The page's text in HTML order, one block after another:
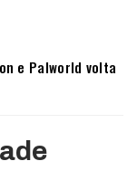
e Palworld volta